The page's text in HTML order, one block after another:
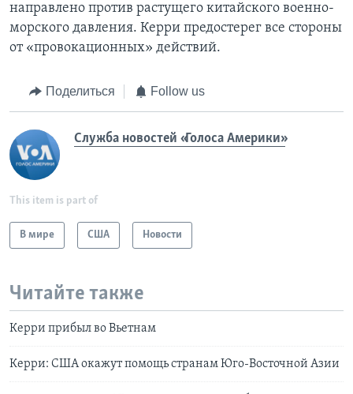
направлено против растущего китайского военно-
морского давления. Керри предостерег все стороны
от «провокационных» действий.
Поделиться Follow us
Служба новостей «Голоса Америки»
This item is part of
В мире США Новости
Читайте также
Керри прибыл во Вьетнам
Керри: США окажут помощь странам Юго-Восточной Азии